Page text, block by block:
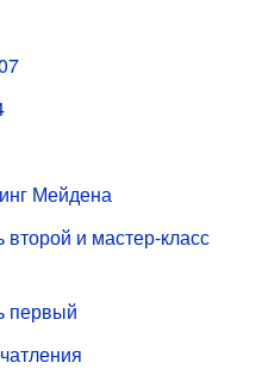
Мейдена
и мастер-класс
первый